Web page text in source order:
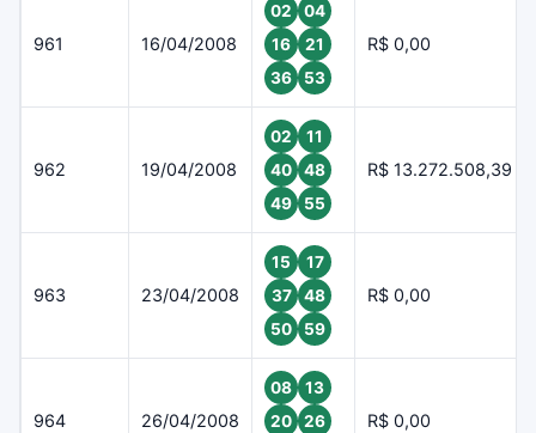
961 16/04/2008
02
04
16
21
36
53
R$ 0,00
962 19/04/2008
02
11
40
48
49
55
R$ 13.272.508,39
963 23/04/2008
15
17
37
48
50
59
R$ 0,00
964 26/04/2008
08
13
20
26
R$ 0,00